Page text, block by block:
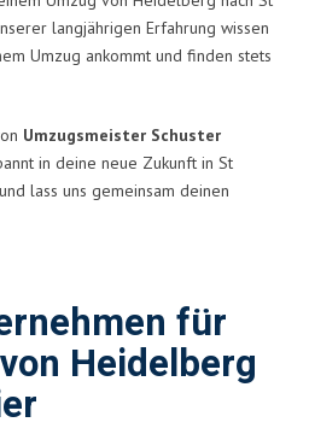
langjährigen Erfahrung wissen
Umzug ankommt und finden stets
Umzugsmeister Schuster
in deine neue Zukunft in St
lass uns gemeinsam deinen
für
Heidelberg